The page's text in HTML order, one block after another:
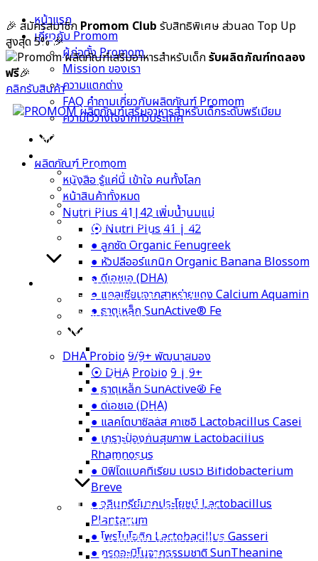
Skip
to
content
🎉 สมัครสมาชิก Promom Club รับสิทธิพิเศษ ส่วนลด Top Up
สูงสุด 5%🎉
รับผลิตภัณฑ์ทดลอง
ฟรี🎉
คลิกรับสินค้า
หน้าแรก
เกี่ยวกับ Promom
ผู้ก่อตั้ง Promom
Mission ของเรา
ความแตกต่าง
FAQ คำถามเกี่ยวกับผลิตภัณฑ์ Promom
ความไว้วางใจจากทั่วประเทศ
ผลิตภัณฑ์ Promom
หนังสือ รู้แค่นี้ เข้าใจ คนทั้งโลก
หน้าสินค้าทั้งหมด
Nutri Plus 41|42 เพิ่มน้ำนมแม่
⦿ Nutri Plus 41 | 42
● ลูกซัด Organic Fenugreek
● หัวปลีออร์แกนิก Organic Banana
Blossom
● ดีเอชเอ (DHA)
● แคลเซียมจากสาหร่ายแดง Calcium
Aquamin
● ธาตุเหล็ก SunActive® Fe
DHA Probio 9/9+ พัฒนาสมอง
⦿ DHA Probio 9 | 9+
● ธาตุเหล็ก SunActive® Fe
● ดีเอชเอ (DHA)
หน้าแรก
เกี่ยวกับ Promom
ผู้ก่อตั้ง Promom
Mission ของเรา
ความแตกต่าง
FAQ คำถามเกี่ยวกับผลิตภัณฑ์ Promom
ความไว้วางใจจากทั่วประเทศ
ผลิตภัณฑ์ Promom
หนังสือ รู้แค่นี้ เข้าใจ คนทั้งโลก
หน้าสินค้าทั้งหมด
Nutri Plus 41|42 เพิ่มน้ำนมแม่
⦿ Nutri Plus 41 | 42
● ลูกซัด Organic Fenugreek
● หัวปลีออร์แกนิก Organic Banana Blossom
● ดีเอชเอ (DHA)
● แคลเซียมจากสาหร่ายแดง Calcium Aquamin
● ธาตุเหล็ก SunActive® Fe
DHA Probio 9/9+ พัฒนาสมอง
⦿ DHA Probio 9 | 9+
● ธาตุเหล็ก SunActive® Fe
● ดีเอชเอ (DHA)
● แลคโตบาซิลลัส คาเซอิ Lactobacillus Casei
● เกราะป้องกันสุขภาพ Lactobacillus
Rhamnosus
● บิฟิโดแบคทีเรียม เบรเว Bifidobacterium
Breve
● จุลินทรีย์มากประโยชน์ Lactobacillus
Plantarum
● โพรไบโอติก Lactobacillus Gasseri
● กรดอะมิโนจากธรรมชาติ SunTheanine